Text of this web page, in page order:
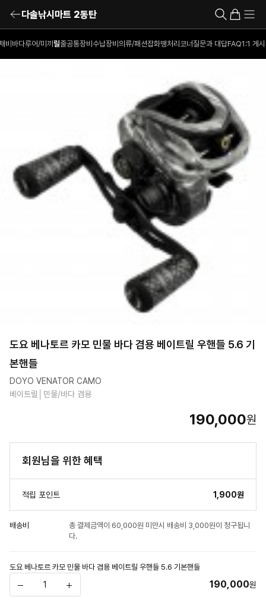
다솔낚시마트 2동탄
비 바다루어/미끼 릴줄공통장비 수납장비 의류/패션잡화땡처리코너 질문과 대답FAQ1:1 게
도요 베나토르 카모 민물 바다 겸용 베이트릴 우핸들 5.6 기
본핸들
DOYO VENATOR CAMO
베이트릴│민물/바다 겸용
190,000원
회원님을 위한 혜택
적립 포인트 1,900원
배송비
총 결제금액이 60,000원 미만시 배송비 3,000원이 청구됩니
다.
도요 베나토르 카모 민물 바다 겸용 베이트릴 우핸들 5.6 기본핸들
190,000원